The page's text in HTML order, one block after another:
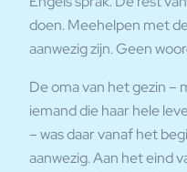
doen. Meehelpen met
aanwezig zijn. Geen
De oma van het gezin –
iemand die haar hele
– was daar vanaf het
aanwezig. Aan het eind